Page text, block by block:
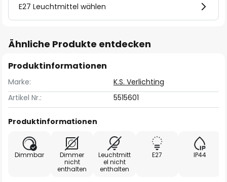
E27 Leuchtmittel wählen
Ähnliche Produkte entdecken
Produktinformationen
Marke:
K.S. Verlichting
Artikel Nr.:
5515601
Produktinformationen
Dimmbar
Dimmer
nicht
enthalten
Leuchtmitt
el nicht
enthalten
E27 IP44